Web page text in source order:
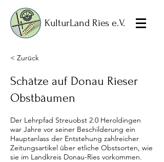
KulturLand Ries e.V.
< Zurück
Schätze auf Donau Rieser
Obstbäumen
Der Lehrpfad Streuobst 2.0 Heroldingen
war Jahre vor seiner Beschilderung ein
Hauptanlass der Entstehung zahlreicher
Zeitungsartikel über etliche Obstsorten, wie
sie im Landkreis Donau-Ries vorkommen.